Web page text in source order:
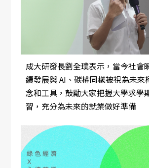
成大研發長劉全璞表示，當今社會
續發展與 AI、碳權同樣被視為未來
念和工具，鼓勵大家把握大學求學
習，充分為未來的就業做好準備